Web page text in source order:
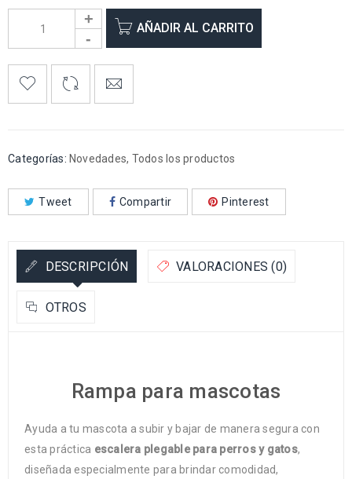
AÑADIR AL CARRITO
Categorías: Novedades, Todos los productos
Tweet Compartir Pinterest
DESCRIPCIÓN VALORACIONES (0)
OTROS
Rampa para mascotas
Ayuda a tu mascota a subir y bajar de manera segura con
esta práctica escalera plegable para perros y gatos,
diseñada especialmente para brindar comodidad,